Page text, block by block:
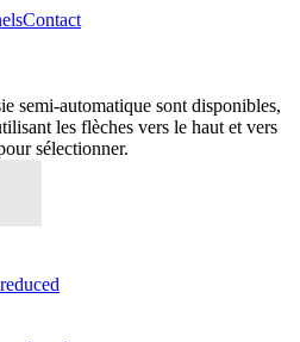
Contact
semi-automatique sont disponibles,
les flèches vers le haut et vers
sélectionner.